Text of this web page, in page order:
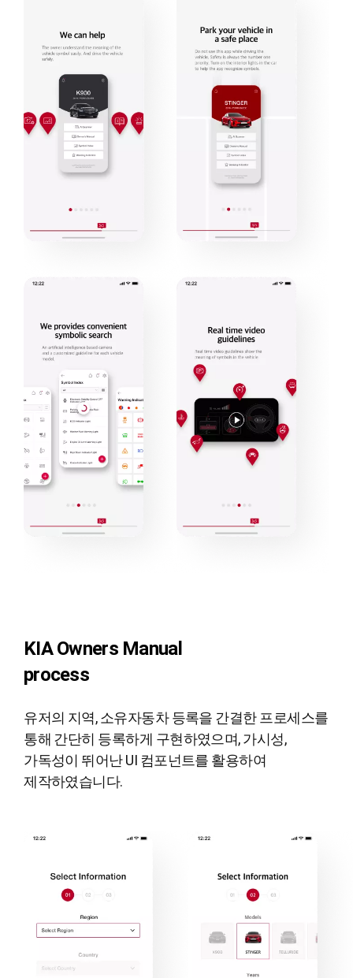
KIA Owners Manual
process
유저의 지역, 소유자동차 등록을 간결한 프로세스를
통해 간단히 등록하게 구현하였으며,가시성,
가독성이 뛰어난 UI 컴포넌트를 활용하여
제작하였습니다.